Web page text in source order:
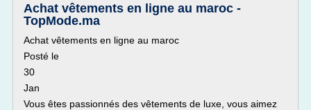
Achat vêtements en ligne au maroc -
TopMode.ma
Achat vêtements en ligne au maroc
Posté le
30
Jan
Vous êtes passionnés des vêtements de luxe, vous aimez